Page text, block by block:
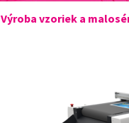
Výroba vzoriek a